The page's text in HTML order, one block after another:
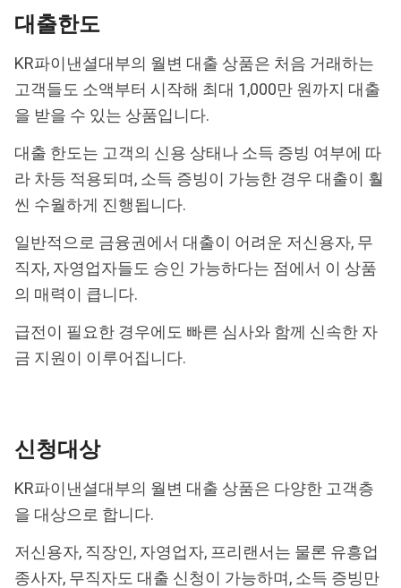
대출한도
KR파이낸셜대부의 월변 대출 상품은 처음 거래하는
고객들도 소액부터 시작해 최대 1,000만 원까지 대출
을 받을 수 있는 상품입니다.
대출 한도는 고객의 신용 상태나 소득 증빙 여부에 따
라 차등 적용되며, 소득 증빙이 가능한 경우 대출이 훨
씬 수월하게 진행됩니다.
일반적으로 금융권에서 대출이 어려운 저신용자, 무
직자, 자영업자들도 승인 가능하다는 점에서 이 상품
의 매력이 큽니다.
급전이 필요한 경우에도 빠른 심사와 함께 신속한 자
금 지원이 이루어집니다.
신청대상
KR파이낸셜대부의 월변 대출 상품은 다양한 고객층
을 대상으로 합니다.
저신용자, 직장인, 자영업자, 프리랜서는 물론 유흥업
종사자, 무직자도 대출 신청이 가능하며, 소득 증빙만